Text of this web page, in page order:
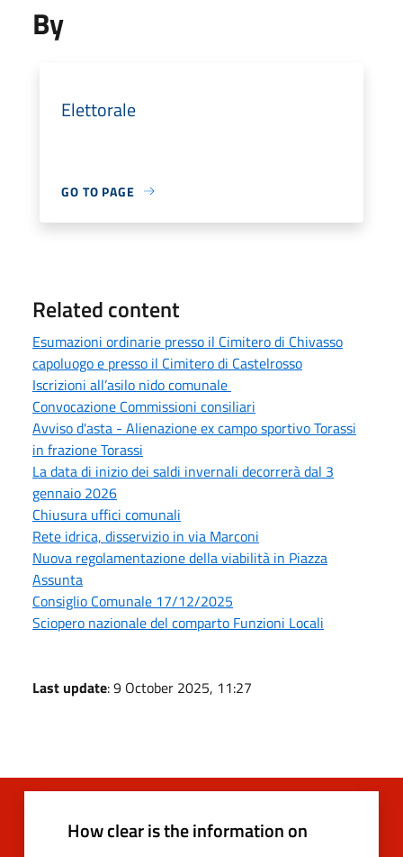
By
Elettorale
GO TO PAGE
Related content
Esumazioni ordinarie presso il Cimitero di Chivasso
capoluogo e presso il Cimitero di Castelrosso
Iscrizioni all’asilo nido comunale
Convocazione Commissioni consiliari
Avviso d'asta - Alienazione ex campo sportivo Torassi
in frazione Torassi
La data di inizio dei saldi invernali decorrerà dal 3
gennaio 2026
Chiusura uffici comunali
Rete idrica, disservizio in via Marconi
Nuova regolamentazione della viabilità in Piazza
Assunta
Consiglio Comunale 17/12/2025
Sciopero nazionale del comparto Funzioni Locali
Last update: 9 October 2025, 11:27
How clear is the information on